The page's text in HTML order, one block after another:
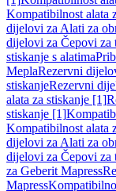
Kompatibilnost alata
dijelovi za Alati za
dijelovi za Čepovi za
stiskanje s alatima
MeplaRezervni
stiskanjeRezervni
alata za stiskanje [1]
stiskanje [1]
Kompatibilnost alata
dijelovi za Alati za
dijelovi za Čepovi za
za Geberit Mapress
Mapress